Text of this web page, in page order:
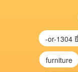
furniture